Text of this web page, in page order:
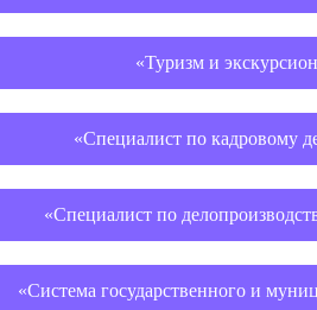
«Туризм и
«Специалист по кадровому
«Специалист по
«Система государственного и